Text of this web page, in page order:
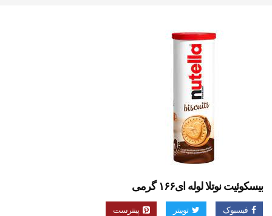
بیسکوئیت نوتلا لوله ای۱۶۶ گرمی
فیسبوک توییتر پینترست